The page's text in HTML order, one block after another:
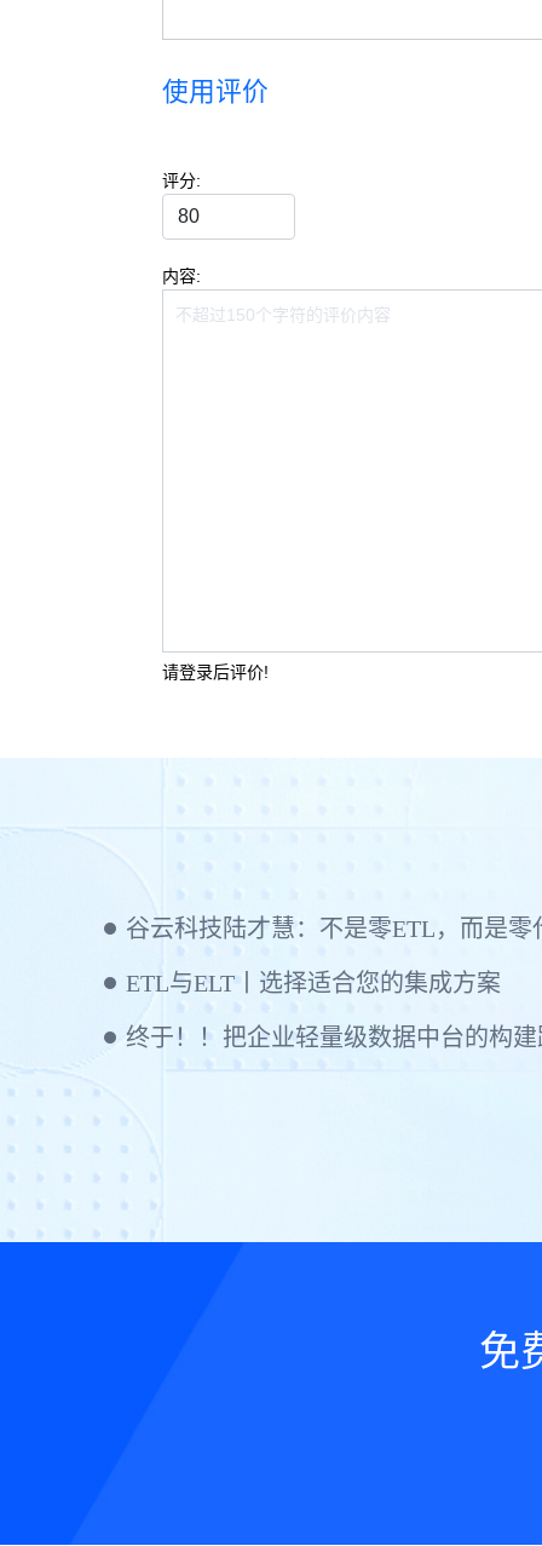
使用评价
评分:
内容:
请登录后评价!
ETL与ELT丨选择适合您的集成方案
终于！！把企业轻量级数据中台的构
免